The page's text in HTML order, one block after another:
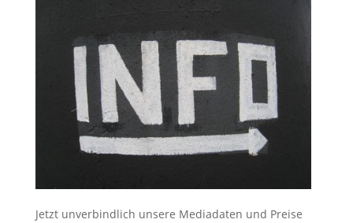
Jetzt unverbindlich unsere Mediadaten und Preise